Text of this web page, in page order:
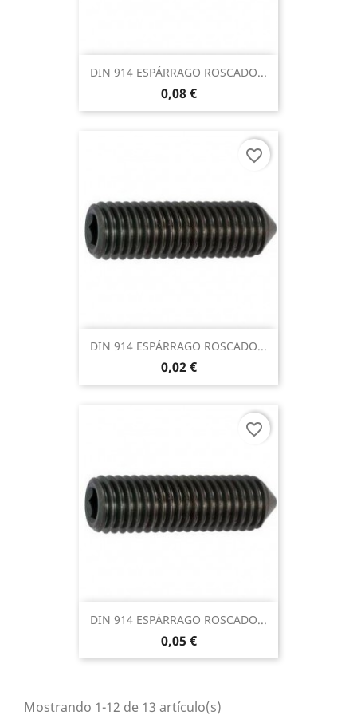
DIN 914 ESPÁRRAGO ROSCADO...
0,08 €
DIN 914 ESPÁRRAGO ROSCADO...
0,02 €
favorite_border
DIN 914 ESPÁRRAGO ROSCADO...
0,05 €
favorite_border
Mostrando 1-12 de 13 artículo(s)